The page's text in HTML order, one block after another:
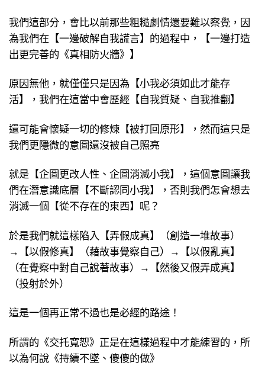
我們這部分，會比以前那些粗糙劇情還要難以察覺，因
為我們在【一邊破解自我謊言】的過程中，【一邊打造
出更完善的《真相防火牆》】
原因無他，就僅僅只是因為【小我必須如此才能存
活】，我們在這當中會歷經【自我質疑、自我推翻】
還可能會懷疑一切的修煉【被打回原形】，然而這只是
我們更隱微的意圖還沒被自己照亮
就是【企圖更改人性、企圖消滅小我】，這個意圖讓我
們在潛意識底層【不斷認同小我】，否則我們怎會想去
消滅一個【從不存在的東西】呢？
於是我們就這樣陷入【弄假成真】（創造一堆故事）
→【以假修真】（藉故事覺察自己）→【以假亂真】
（在覺察中對自己說著故事）→【然後又假弄成真】
（投射於外）
這是一個再正常不過也是必經的路途！
所謂的《交托寬恕》正是在這樣過程中才能練習的，所
以為何說《持續不墜、傻傻的做》